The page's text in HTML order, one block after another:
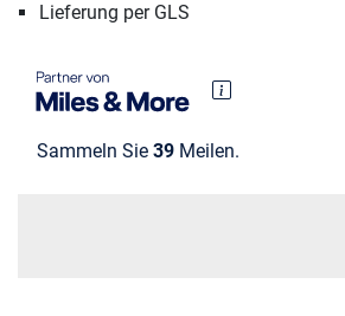
Lieferung per GLS
Sammeln Sie 39 Meilen.